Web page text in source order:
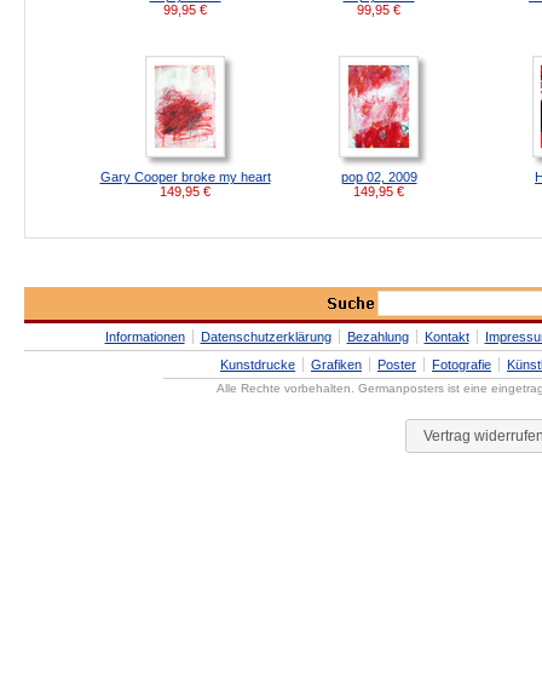
99,95 €
99,95 €
Gary Cooper broke my heart
149,95 €
pop 02, 2009
149,95 €
Informationen Datenschutzerklärung Bezahlung Kontakt
Kunstdrucke
Grafiken Poster Fotografie
Alle Rechte vorbehalten. Germanposters ist eine
Vertrag